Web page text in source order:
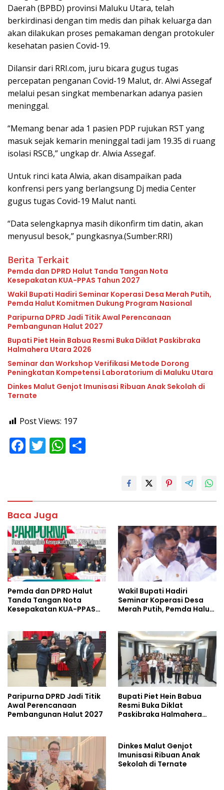
Daerah (BPBD) provinsi Maluku Utara, telah
berkirdinasi dengan tim medis dan pihak keluarga dan
akan dilakukan proses pemakaman dengan protokuler
kesehatan pasien Covid-19.
Dilansir dari RRI.com, juru bicara gugus tugas
percepatan penganan Covid-19 Malut, dr. Alwi Assegaf
melalui pesan singkat membenarkan adanya pasien
meninggal.
“Memang benar ada 1 pasien PDP rujukan RST yang
masuk sejak kemarin meninggal tadi jam 19.35 di ruang
isolasi RSCB,” ungkap dr. Alwia Assegaf.
Untuk rinci kata Alwia, akan disampaikan pada
konfrensi pers yang berlangsung Dj media Center
gugus tugas Covid-19 Malut nanti.
“Data selengkapnya masih dikonfirm tim datin, akan
menyusul besok,” pungkasnya.(Sumber:RRI)
Berita Terkait
Pemda dan DPRD Halut Tanda Tangan Nota
Kesepakatan KUA-PPAS Tahun 2027
Wakil Bupati Hadiri Seminar Koperasi Desa Merah Putih,
Pemda Halut Komitmen Dukung Program Nasional
Paripurna DPRD Jadi Titik Awal Perencanaan
Pembangunan Halut 2027
Bupati Piet Hein Babua Resmi Buka Diklat Paskibraka
Halmahera Utara 2026
Seminar dan Workshop Verifikasi Metode Dorong
Peningkatan Kompetensi Laboratorium di Maluku Utara
Dinkes Malut Genjot Imunisasi Ribuan Anak Sekolah di
Ternate
Post Views: 197
F
o
o
k
T W
p
p
Baca Juga
Pemda dan DPRD Halut
Tanda Tangan Nota
Kesepakatan KUA-PPAS
Wakil Bupati Hadiri
Seminar Koperasi Desa
Merah Putih, Pemda Halut
Paripurna DPRD Jadi Titik
Awal Perencanaan
Pembangunan Halut 2027
Bupati Piet Hein Babua
Resmi Buka Diklat
Paskibraka Halmahera
Dinkes Malut Genjot
Imunisasi Ribuan Anak
Sekolah di Ternate